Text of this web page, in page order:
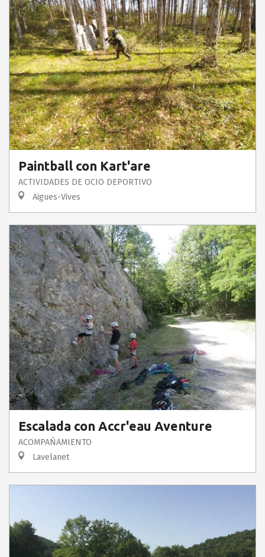
Paintball con Kart'are
ACTIVIDADES DE OCIO DEPORTIVO
Aigues-Vives
Escalada con Accr'eau Aventure
ACOMPAÑAMIENTO
Lavelanet